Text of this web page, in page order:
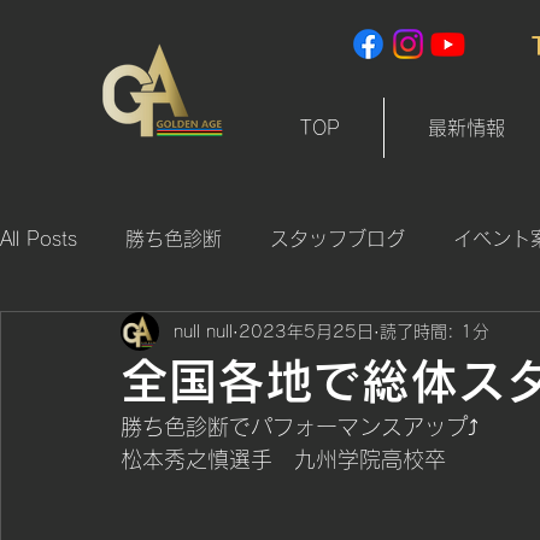
TOP 最新情報
All Posts 勝ち色診断 スタッフブログ イベント
全国各地で総体ス
null null 2023年5月25日 読了時間: 1分
勝ち色診断でパフォーマンスアップ⤴️
松本秀之慎選手　九州学院高校卒